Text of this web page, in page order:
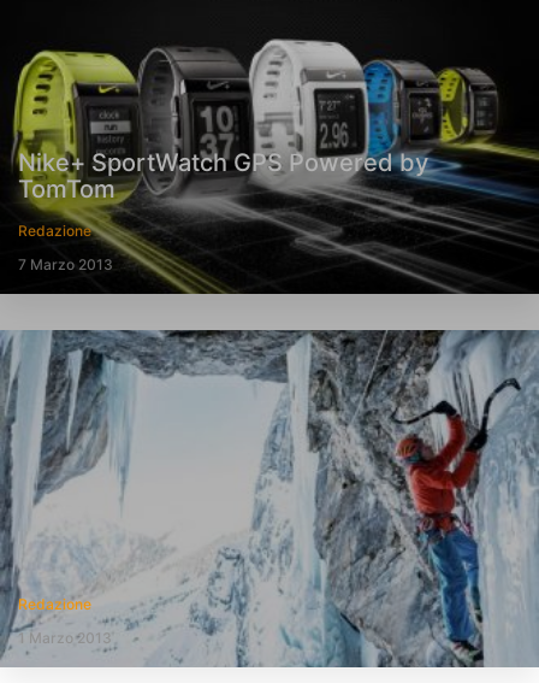
Nike+ SportWatch GPS Powered by
TomTom
Redazione
7 Marzo 2013
Redazione
1 Marzo 2013